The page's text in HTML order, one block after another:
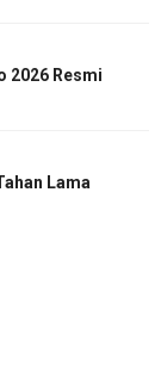
2026 Resmi
Lama